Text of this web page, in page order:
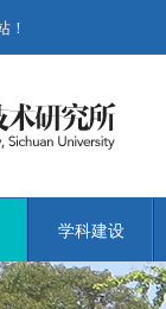
！
学科建设